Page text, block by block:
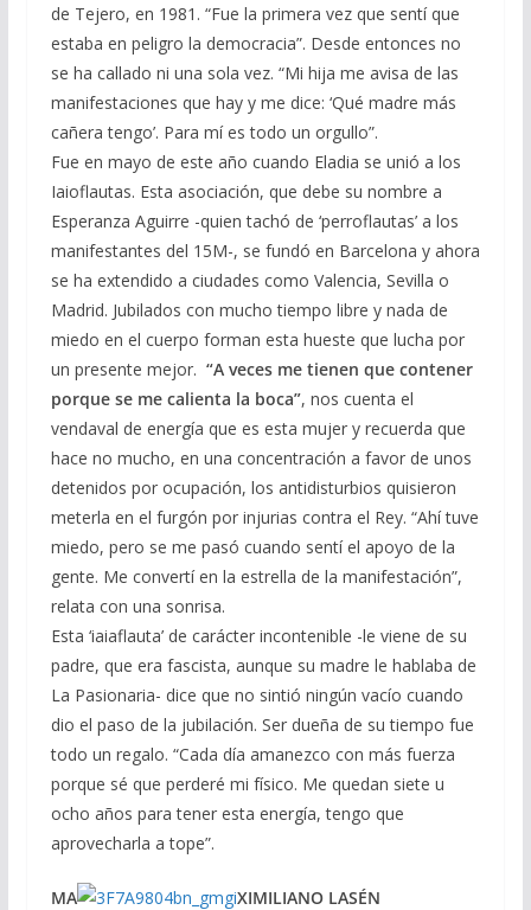
de Tejero, en 1981. “Fue la primera vez que sentí que
estaba en peligro la democracia”. Desde entonces no
se ha callado ni una sola vez. “Mi hija me avisa de las
manifestaciones que hay y me dice: ‘Qué madre más
cañera tengo’. Para mí es todo un orgullo”.
Fue en mayo de este año cuando Eladia se unió a los
Iaioflautas. Esta asociación, que debe su nombre a
Esperanza Aguirre -quien tachó de ‘perroflautas’ a los
manifestantes del 15M-, se fundó en Barcelona y ahora
se ha extendido a ciudades como Valencia, Sevilla o
Madrid. Jubilados con mucho tiempo libre y nada de
miedo en el cuerpo forman esta hueste que lucha por
un presente mejor. “A veces me tienen que contener
porque se me calienta la boca”, nos cuenta el
vendaval de energía que es esta mujer y recuerda que
hace no mucho, en una concentración a favor de unos
detenidos por ocupación, los antidisturbios quisieron
meterla en el furgón por injurias contra el Rey. “Ahí tuve
miedo, pero se me pasó cuando sentí el apoyo de la
gente. Me convertí en la estrella de la manifestación”,
relata con una sonrisa.
Esta ‘iaiaflauta’ de carácter incontenible -le viene de su
padre, que era fascista, aunque su madre le hablaba de
La Pasionaria- dice que no sintió ningún vacío cuando
dio el paso de la jubilación. Ser dueña de su tiempo fue
todo un regalo. “Cada día amanezco con más fuerza
porque sé que perderé mi físico. Me quedan siete u
ocho años para tener esta energía, tengo que
aprovecharla a tope”.
MA
XIMILIANO LASÉN